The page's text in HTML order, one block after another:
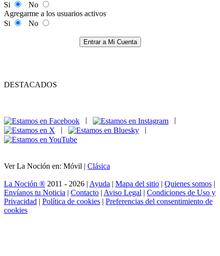
Si
No
Agregarme a los usuarios activos
Si
No
Entrar a Mi Cuenta
DESTACADOS
|
|
Ver La Noción en: Móvil | Clásica
La Noción ® 2011 - 2026 | Ayuda | Mapa del sitio | Quienes somos |
Envíanos tu Noticia | Contacto | Aviso Legal | Condiciones de Uso y
Privacidad | Política de cookies | Preferencias del consentimiento de
cookies